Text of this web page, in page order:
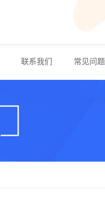
联系我们 常见问题